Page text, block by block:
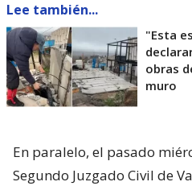
Lee también...
"Esta
obras
muro
En paralelo, el pasado
Segundo Juzgado Civil de